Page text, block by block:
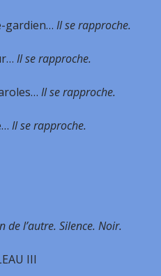
gardien…Il se rapproche.
Il se rapproche.
Il se rapproche.
Il se rapproche.
de l’autre. Silence. Noir.
III